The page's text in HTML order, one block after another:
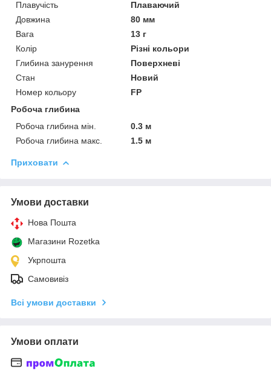
Плавучість
Плаваючий
Довжина
80 мм
Вага
13 г
Колір
Різні кольори
Глибина занурення
Поверхневі
Стан
Новий
Номер кольору
FP
Робоча глибина
Робоча глибина мін.
0.3 м
Робоча глибина макс.
1.5 м
Приховати
Умови доставки
Нова Пошта
Магазини Rozetka
Укрпошта
Самовивіз
Всі умови доставки
Умови оплати